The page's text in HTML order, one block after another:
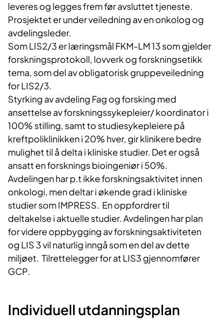
leveres og legges frem før avsluttet tjeneste.
Prosjektet er under veiledning av en onkolog og
avdelingsleder.
Som LIS2/3 er læringsmål FKM-LM 13 som gjelder
forskningsprotokoll, lovverk og forskningsetikk
tema, som del av obligatorisk gruppeveiledning
for LIS2/3.
Styrking av avdeling Fag og forsking med
ansettelse av forskningssykepleier/ koordinator i
100% stilling, samt to studiesykepleiere på
kreftpoliklinikken i 20% hver, gir klinikere bedre
mulighet til å delta i kliniske studier. Det er også
ansatt en forsknings bioingeniør i 50%.
Avdelingen har p.t ikke forskningsaktivitet innen
onkologi, men deltar i økende grad i kliniske
studier som IMPRESS. En oppfordrer til
deltakelse i aktuelle studier. Avdelingen har plan
for videre oppbygging av forskningsaktiviteten
og LIS 3 vil naturlig inngå som en del av dette
miljøet. Tilrettelegger for at LIS3 gjennomfører
GCP.
Individuell utdanningsplan